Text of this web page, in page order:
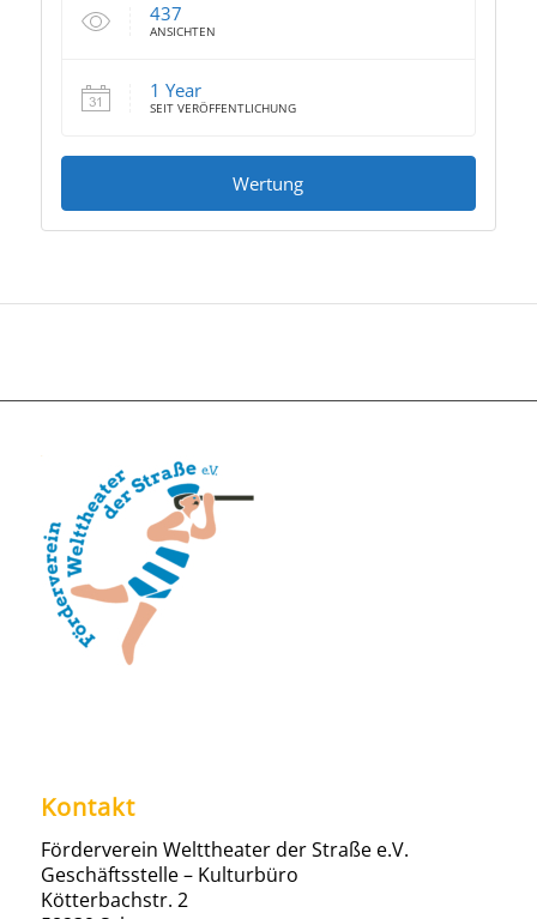
437
ANSICHTEN
1 Year
SEIT VERÖFFENTLICHUNG
Wertung
Kontakt
Förderverein Welttheater der Straße e.V.
Geschäftsstelle – Kulturbüro
Kötterbachstr. 2